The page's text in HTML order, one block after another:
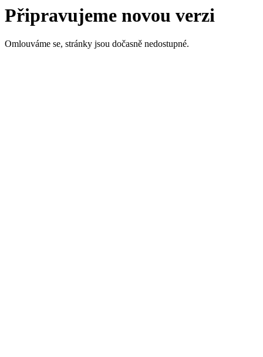
Připravujeme novou verzi
Omlouváme se, stránky jsou dočasně nedostupné.